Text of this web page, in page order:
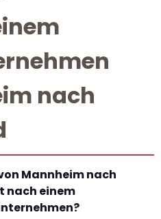
nach
Mannheim nach
nach einem